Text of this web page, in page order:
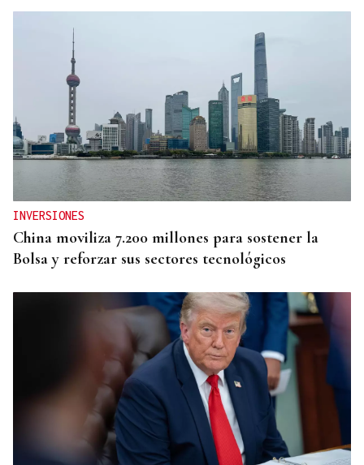
INVERSIONES
China moviliza 7.200 millones para sostener la
Bolsa y reforzar sus sectores tecnológicos